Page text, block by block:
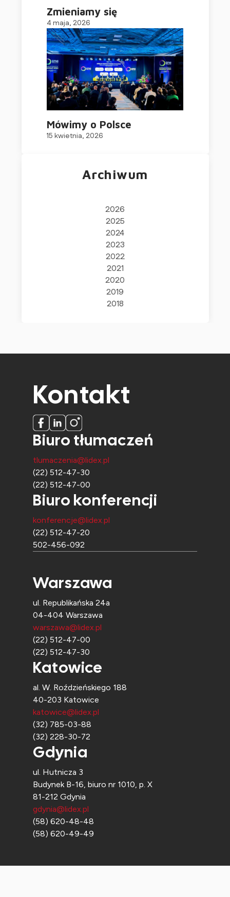
Zmieniamy się
4 maja, 2026
Mówimy o Polsce
15 kwietnia, 2026
Archiwum
2026
2025
2024
2023
2022
2021
2020
2019
2018
Kontakt
Biuro tłumaczeń
tlumaczenia@lidex.pl
(22) 512-47-30
(22) 512-47-00
Biuro konferencji
konferencje@lidex.pl
(22) 512-47-20
502-456-092
Warszawa
ul. Republikańska 24a
04-404 Warszawa
warszawa@lidex.pl
(22) 512-47-00
(22) 512-47-30
Katowice
al. W. Roździeńskiego 188
40-203 Katowice
katowice@lidex.pl
(32) 785-03-88
(32) 228-30-72
Gdynia
ul. Hutnicza 3
Budynek B-16, biuro nr 1010, p. X
81-212 Gdynia
gdynia@lidex.pl
(58) 620-48-48
(58) 620-49-49